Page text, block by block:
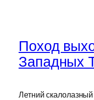
Поход
Западных
Летний